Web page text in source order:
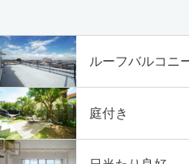
ルーフバルコニ
庭付き